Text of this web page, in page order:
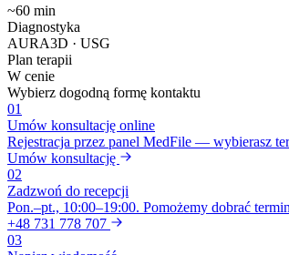
~60 min
Diagnostyka
AURA3D · USG
Plan terapii
W cenie
Wybierz dogodną formę kontaktu
01
Umów konsultację online
Rejestracja przez panel MedFile — wybierasz
Umów konsultację
02
Zadzwoń do recepcji
Pon.–pt., 10:00–19:00. Pomożemy dobrać
+48 731 778 707
03